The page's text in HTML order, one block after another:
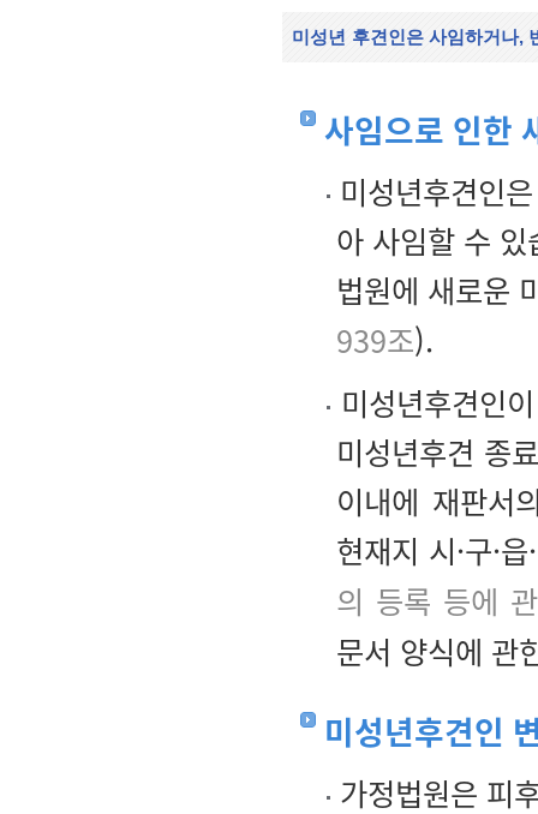
미성년 후견인은 사임하거나,
사임으로 인한
미성년후견인
아 사임할 수
법원에 새로운
939조).
미성년후견인
미성년후견 종
이내에 재판서
현재지 시·구·
의 등록 등에
문서 양식에 관
미성년후견인
가정법원은 피